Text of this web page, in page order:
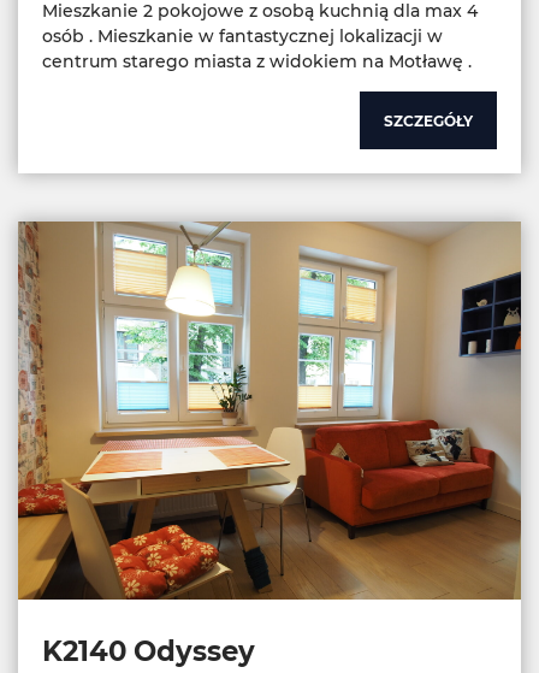
Mieszkanie 2 pokojowe z osobą kuchnią dla max 4
osób . Mieszkanie w fantastycznej lokalizacji w
centrum starego miasta z widokiem na Motławę .
SZCZEGÓŁY
K2140 Odyssey